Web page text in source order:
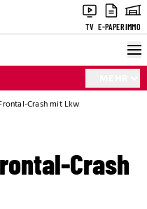
TV E-PAPERIMMO
Crash mit Lkw
Crash